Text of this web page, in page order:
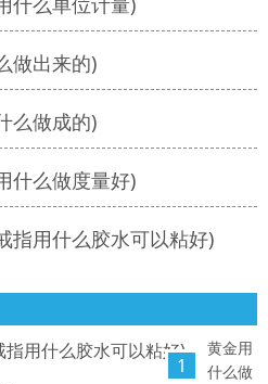
做出来的)
么做成的)
什么做度量好)
指用什么胶水可以粘好)
1
黄金用
什么做